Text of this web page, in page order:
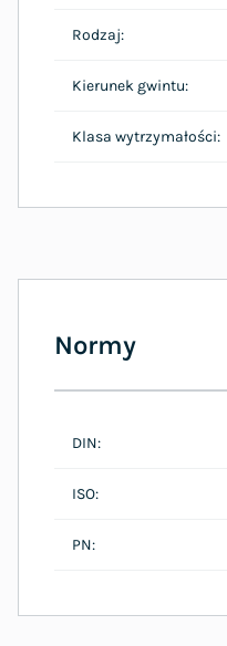
Rodzaj:
Kierunek gwintu:
Klasa wytrzymałości:
Normy
DIN:
ISO:
PN: